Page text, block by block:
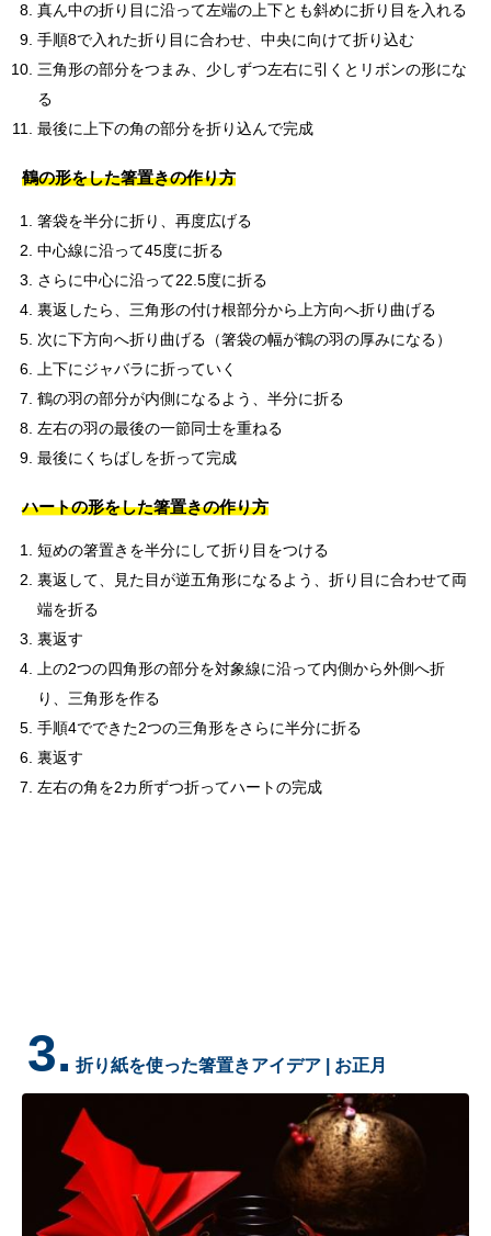
真ん中の折り目に沿って左端の上下とも斜めに折り目を入れる
手順8で入れた折り目に合わせ、中央に向けて折り込む
三角形の部分をつまみ、少しずつ左右に引くとリボンの形にな
る
最後に上下の角の部分を折り込んで完成
鶴の形をした箸置きの作り方
箸袋を半分に折り、再度広げる
中心線に沿って45度に折る
さらに中心に沿って22.5度に折る
裏返したら、三角形の付け根部分から上方向へ折り曲げる
次に下方向へ折り曲げる（箸袋の幅が鶴の羽の厚みになる）
上下にジャバラに折っていく
鶴の羽の部分が内側になるよう、半分に折る
左右の羽の最後の一節同士を重ねる
最後にくちばしを折って完成
ハートの形をした箸置きの作り方
短めの箸置きを半分にして折り目をつける
裏返して、見た目が逆五角形になるよう、折り目に合わせて両
端を折る
裏返す
上の2つの四角形の部分を対象線に沿って内側から外側へ折
り、三角形を作る
手順4でできた2つの三角形をさらに半分に折る
裏返す
左右の角を2カ所ずつ折ってハートの完成
3. 折り紙を使った箸置きアイデア | お正月